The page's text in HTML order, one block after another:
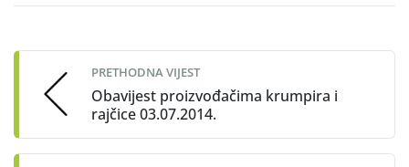
navigation
PRETHODNA VIJEST
Obavijest proizvođačima krumpira i
rajčice 03.07.2014.